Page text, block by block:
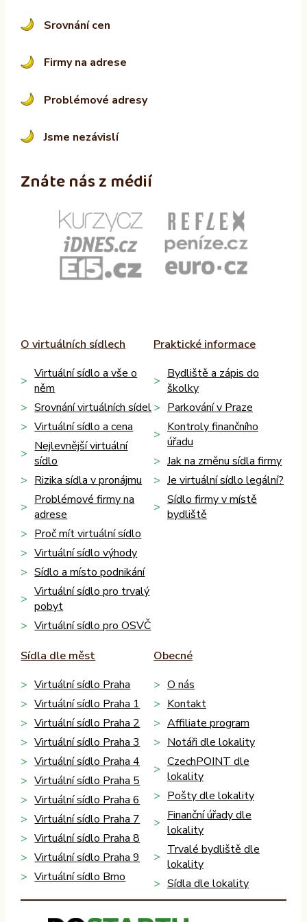
Srovnání cen
Firmy na adrese
Problémové adresy
Jsme nezávislí
Znáte nás z médií
O virtuálních sídlech
Virtuální sídlo a vše o
něm
Srovnání virtuálních sídel
Virtuální sídlo a cena
Nejlevnější virtuální
sídlo
Rizika sídla v pronájmu
Problémové firmy na
adrese
Proč mít virtuální sídlo
Virtuální sídlo výhody
Sídlo a místo podnikání
Virtuální sídlo pro trvalý
pobyt
Virtuální sídlo pro OSVČ
Praktické informace
Bydliště a zápis do
školky
Parkování v Praze
Kontroly finančního
úřadu
Jak na změnu sídla firmy
Je virtuální sídlo legální?
Sídlo firmy v místě
bydliště
Sídla dle měst
Virtuální sídlo Praha
Virtuální sídlo Praha 1
Virtuální sídlo Praha 2
Virtuální sídlo Praha 3
Virtuální sídlo Praha 4
Virtuální sídlo Praha 5
Virtuální sídlo Praha 6
Virtuální sídlo Praha 7
Virtuální sídlo Praha 8
Virtuální sídlo Praha 9
Virtuální sídlo Brno
Obecné
O nás
Kontakt
Affiliate program
Notáři dle lokality
CzechPOINT dle
lokality
Pošty dle lokality
Finanční úřady dle
lokality
Trvalé bydliště dle
lokality
Sídla dle lokality